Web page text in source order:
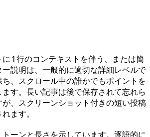
1 行のコンテキストを伴う、または簡
説明は、一般的に適切な詳細レベルで
、スクロール中の誰かでもポイントを
す。長い記事は後で保存されて忘れら
、スクリーンショット付きの短い投稿
ます。
ーンと長さを示しています。逐語的に